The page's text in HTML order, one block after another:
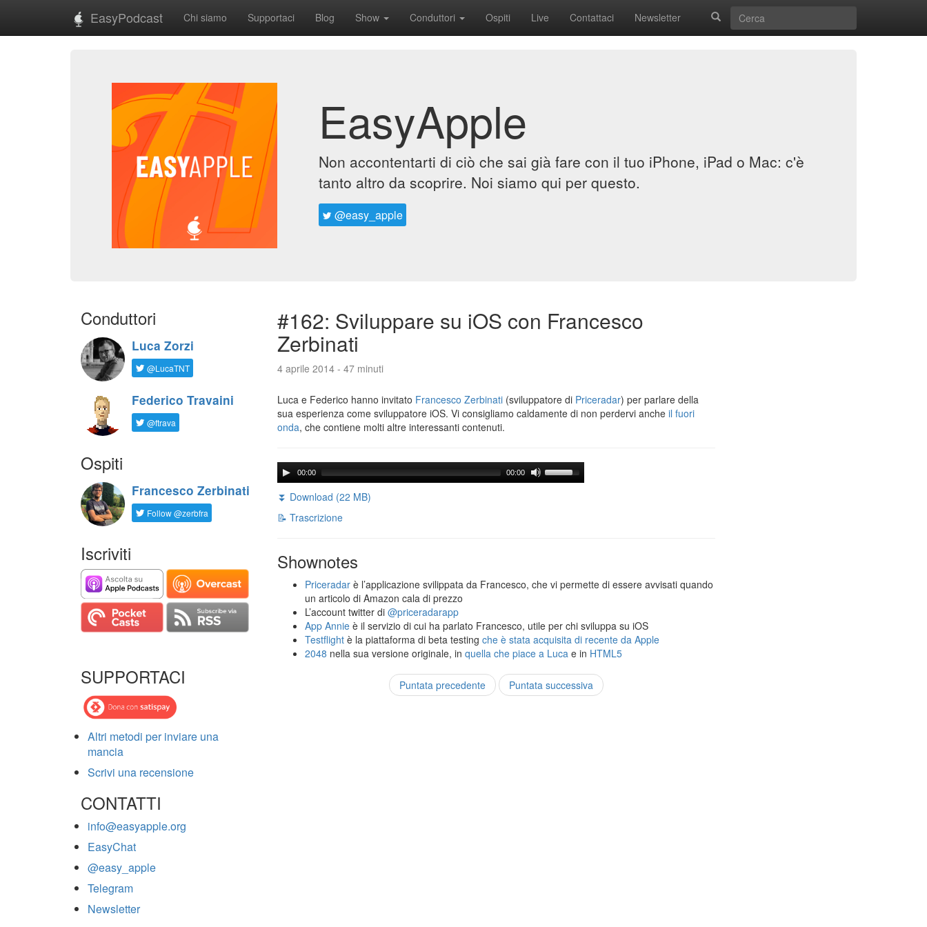
EasyPodcast Chi siamo Supportaci Blog Show Conduttori Ospiti Live Contattaci Newsletter
EasyApple
Non accontentarti di ciò che sai già fare con il tuo iPhone, iPad o Mac: c'è
tanto altro da scoprire. Noi siamo qui per questo.
@easy_apple
Conduttori
Luca Zorzi
@LucaTNT
Federico Travaini
@ftrava
Ospiti
Francesco Zerbinati
Follow @zerbfra
Iscriviti
SUPPORTACI
Altri metodi per inviare una
mancia
Scrivi una recensione
CONTATTI
info@easyapple.org
EasyChat
@easy_apple
Telegram
Newsletter
#162: Sviluppare su iOS con Francesco
Zerbinati
4 aprile 2014 - 47 minuti
Luca e Federico hanno invitato Francesco Zerbinati (sviluppatore di Priceradar) per parlare della
sua esperienza come sviluppatore iOS. Vi consigliamo caldamente di non perdervi anche il fuori
onda, che contiene molti altre interessanti contenuti.
00:00 00:00
⏬ Download (22 MB)
📝 Trascrizione
Shownotes
Priceradar è l’applicazione svilippata da Francesco, che vi permette di essere avvisati quando
un articolo di Amazon cala di prezzo
L’account twitter di @priceradarapp
App Annie è il servizio di cui ha parlato Francesco, utile per chi sviluppa su iOS
Testflight è la piattaforma di beta testing che è stata acquisita di recente da Apple
2048 nella sua versione originale, in quella che piace a Luca e in HTML5
Puntata precedente Puntata successiva